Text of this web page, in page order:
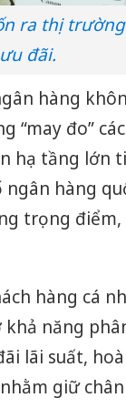
ra thị
ưu đãi.
hàng
đo”
hạ tầng lớn
hàng
trọng
hàng cá
năng
lãi suất,
giữ